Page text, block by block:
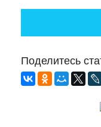
Поделитесь